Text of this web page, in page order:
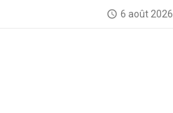
access_time 6 août 2026